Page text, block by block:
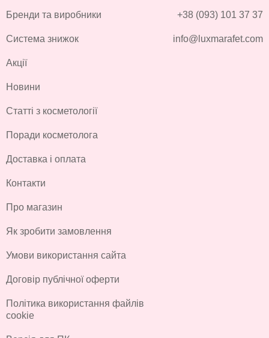
Бренди та виробники
Система знижок
Акції
Новини
Статті з косметології
Поради косметолога
Доставка і оплата
Контакти
Про магазин
Як зробити замовлення
Умови використання сайта
Договір публічної оферти
Політика використання файлів
cookie
+38 (093) 101 37 37
info@luxmarafet.com